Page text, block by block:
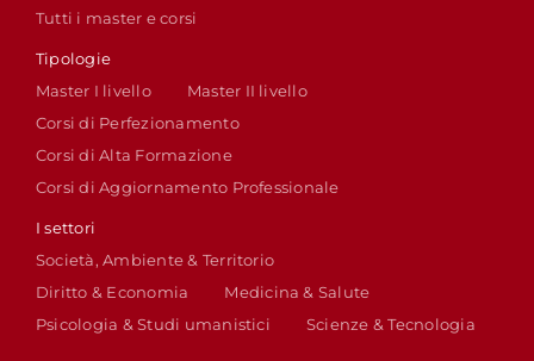
Tutti i master e corsi
Tipologie
Master I livello
Master II livello
Corsi di Perfezionamento
Corsi di Alta Formazione
Corsi di Aggiornamento Professionale
I settori
Società, Ambiente & Territorio
Diritto & Economia
Medicina & Salute
Psicologia & Studi umanistici
Scienze & Tecnologia